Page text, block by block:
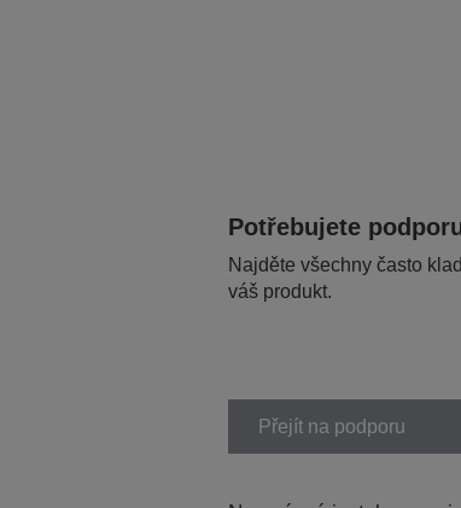
Potřebujete
Najděte všechny často
váš produkt.
Přejít na podporu